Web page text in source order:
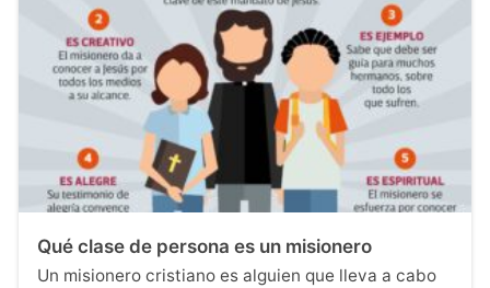
Qué clase de persona es un misionero
Un misionero cristiano es alguien que lleva a cabo